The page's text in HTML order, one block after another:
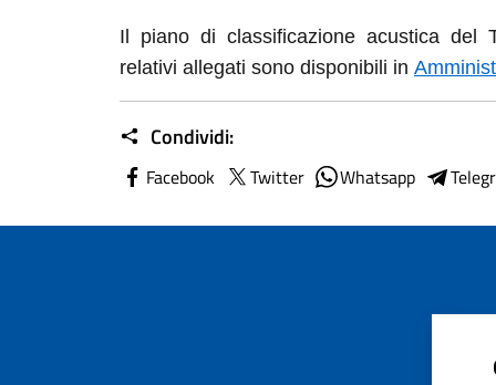
Il piano di classificazione acustica del
relativi allegati sono disponibili in
Condividi:
Facebook Twitter Whatsapp